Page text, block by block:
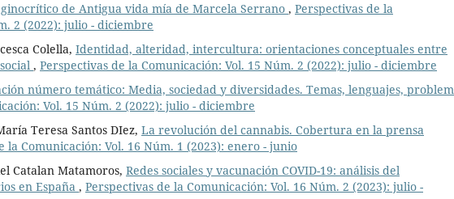
de Antigua vida mía de Marcela Serrano , Perspectivas de la
2 (2022): julio - diciembre
Colella, Identidad, alteridad, intercultura: orientaciones conceptuales entre
, Perspectivas de la Comunicación: Vol. 15 Núm. 2 (2022): julio - diciembre
número temático: Media, sociedad y diversidades. Temas, lenguajes,
Vol. 15 Núm. 2 (2022): julio - diciembre
Teresa Santos DIez, La revolución del cannabis. Cobertura en la prensa
la Comunicación: Vol. 16 Núm. 1 (2023): enero - junio
Catalan Matamoros, Redes sociales y vacunación COVID-19: análisis del
en España , Perspectivas de la Comunicación: Vol. 16 Núm. 2 (2023): julio -